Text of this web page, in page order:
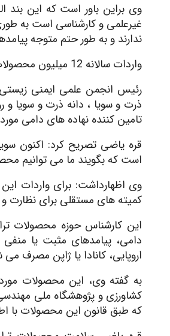
غیرعلمی و کارشناسی است به
ندارند و به طور حتم متوجه
واردات سالانه 12 میلیون محصولات تراریخته
ذرت و سویا ، دانه ذرت و سویا و
تامین کننده نهاده های دامی
قره یاضی تصریح کرد: اکنون
است که بگویند ما می توانیم
وی اظهارداشت: برای واردات
کمیته های مستقلی برای نظارت
این کارشناس حوزه محصولات
دامی، پیامدهای مثبت یا
اروپایی، کانادا یا ژاپن مصرف
به گفته وی، این محصولات مورد
کشاورزی و پژوهشگاه ملی
که طبق قانون این محصولات با